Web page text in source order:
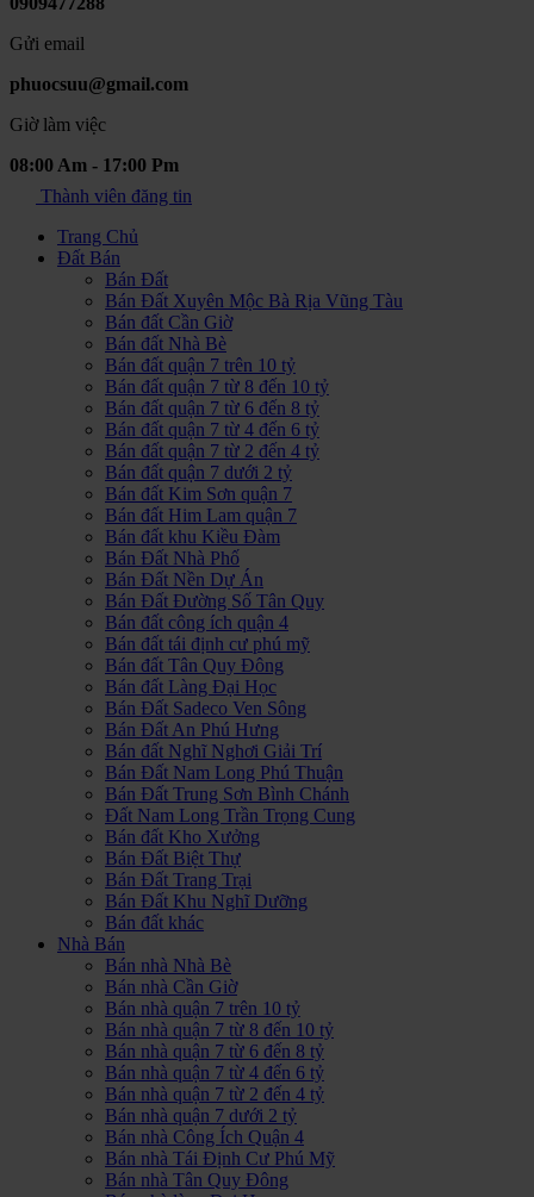
Gửi email
phuocsuu@gmail.com
Giờ làm việc
08:00 Am - 17:00 Pm
Thành viên đăng tin
Trang Chủ
Đất Bán
Bán Đất
Bán Đất Xuyên Mộc Bà Rịa Vũng Tàu
Bán đất Cần Giờ
Bán đất Nhà Bè
Bán đất quận 7 trên 10 tỷ
Bán đất quận 7 từ 8 đến 10 tỷ
Bán đất quận 7 từ 6 đến 8 tỷ
Bán đất quận 7 từ 4 đến 6 tỷ
Bán đất quận 7 từ 2 đến 4 tỷ
Bán đất quận 7 dưới 2 tỷ
Bán đất Kim Sơn quận 7
Bán đất Him Lam quận 7
Bán đất khu Kiều Đàm
Bán Đất Nhà Phố
Bán Đất Nền Dự Án
Bán Đất Đường Số Tân Quy
Bán đất công ích quận 4
Bán đất tái định cư phú mỹ
Bán đất Tân Quy Đông
Bán đất Làng Đại Học
Bán Đất Sadeco Ven Sông
Bán Đất An Phú Hưng
Bán đất Nghĩ Nghơi Giải Trí
Bán Đất Nam Long Phú Thuận
Bán Đất Trung Sơn Bình Chánh
Đất Nam Long Trần Trọng Cung
Bán đất Kho Xưởng
Bán Đất Biệt Thự
Bán Đất Trang Trại
Bán Đất Khu Nghĩ Dưỡng
Bán đất khác
Nhà Bán
Bán nhà Nhà Bè
Bán nhà Cần Giờ
Bán nhà quận 7 trên 10 tỷ
Bán nhà quận 7 từ 8 đến 10 tỷ
Bán nhà quận 7 từ 6 đến 8 tỷ
Bán nhà quận 7 từ 4 đến 6 tỷ
Bán nhà quận 7 từ 2 đến 4 tỷ
Bán nhà quận 7 dưới 2 tỷ
Bán nhà Công Ích Quận 4
Bán nhà Tái Định Cư Phú Mỹ
Bán nhà Tân Quy Đông